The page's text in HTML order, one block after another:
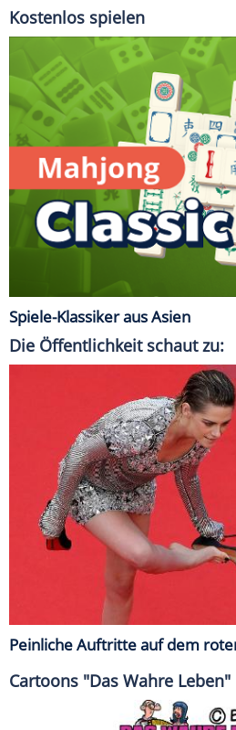
Kostenlos spielen
Spiele-Klassiker aus Asien
Die Öffentlichkeit schaut zu:
Peinliche Auftritte auf dem
Cartoons "Das Wahre Leben"